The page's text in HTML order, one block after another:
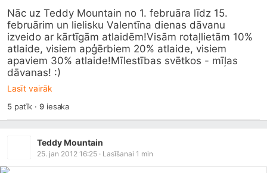
Nāc uz Teddy Mountain no 1. februāra līdz 15.
februārim un lielisku Valentīna dienas dāvanu
izveido ar kārtīgām atlaidēm!Visām rotaļlietām 10%
atlaide, visiem apģērbiem 20% atlaide, visiem
apaviem 30% atlaide!Mīlestības svētkos - mīļas
dāvanas! :)
Lasīt vairāk
5patīk ·9iesaka
Teddy Mountain
25. jan 2012 16:25 · Lasīšanai 1 min